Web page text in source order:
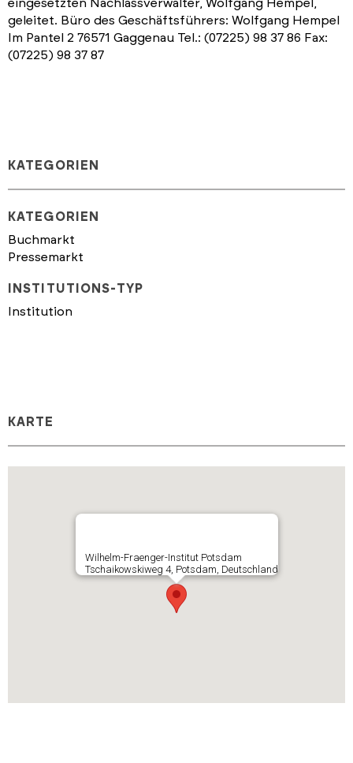
eingesetzten Nachlassverwalter, Wolfgang Hempel,
geleitet. Büro des Geschäftsführers: Wolfgang Hempel
Im Pantel 2 76571 Gaggenau Tel.: (07225) 98 37 86 Fax:
(07225) 98 37 87
KATEGORIEN
KATEGORIEN
Buchmarkt
Pressemarkt
INSTITUTIONS-TYP
Institution
KARTE
Wilhelm-Fraenger-Institut Potsdam
Tschaikowskiweg 4, Potsdam, Deutschland